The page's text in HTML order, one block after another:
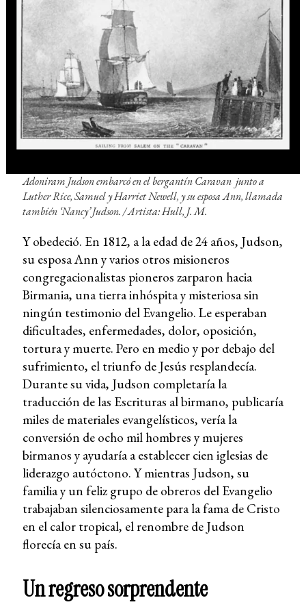
Adoniram Judson embarcó en el bergantínCaravanjunto a
Luther Rice, Samuel y Harriet Newell, y su esposa Ann, llamada
también ‘Nancy’ Judson. / Artista: Hull, J. M.
Y obedeció. En 1812, a la edad de 24 años, Judson,
su esposa Ann y varios otros misioneros
congregacionalistas pioneros zarparon hacia
Birmania, una tierra inhóspita y misteriosa sin
ningún testimonio del Evangelio. Le esperaban
dificultades, enfermedades, dolor, oposición,
tortura y muerte. Pero en medio y por debajo del
sufrimiento, el triunfo de Jesús resplandecía.
Durante su vida, Judson completaría la
traducción de las Escrituras al birmano, publicaría
miles de materiales evangelísticos, vería la
conversión de ocho mil hombres y mujeres
birmanos y ayudaría a establecer cien iglesias de
liderazgo autóctono. Y mientras Judson, su
familia y un feliz grupo de obreros del Evangelio
trabajaban silenciosamente para la fama de Cristo
en el calor tropical, el renombre de Judson
florecía en su país.
Un regreso sorprendente